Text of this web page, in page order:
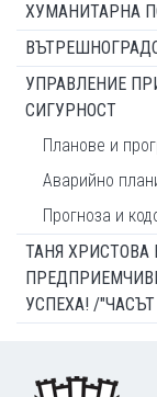
ХУМАНИТАРНА
УПРАВЛЕНИЕ
СИГУРНОСТ
Планове и
Аварийно
Прогноза и
ТАНЯ ХРИСТОВА
УСПЕХА! /